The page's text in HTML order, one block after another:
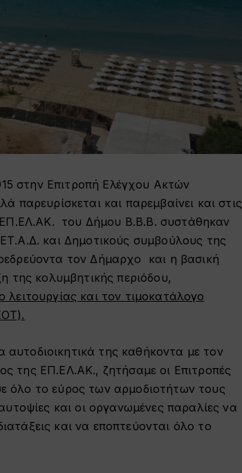
στην Επιτροπή Ελέγχου Ακτών
και παρεμβαίνει και στις
του Δήμου Β.Β.Β. συστάθηκαν
και Δημοτικούς συμβούλους της
τον Δήμαρχο και η βασική
της κολυμβητικής περιόδου,
και τον τιμοκατάλογο
της καθήκοντα με τον
της ΕΠ.ΕΛ.ΑΚ., ζητήσαμε οι Επιτροπές
όλο το εύρος των αρμοδιοτήτων τους
και οι οργανωμένες παραλίες να
και να εποπτεύονται όλο το